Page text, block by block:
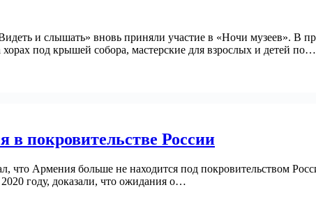
и слышать» вновь приняли участие в «Ночи музеев». В
под крышей собора, мастерские для взрослых и детей по…
покровительстве России
Армения больше не находится под покровительством
году, доказали, что ожидания о…